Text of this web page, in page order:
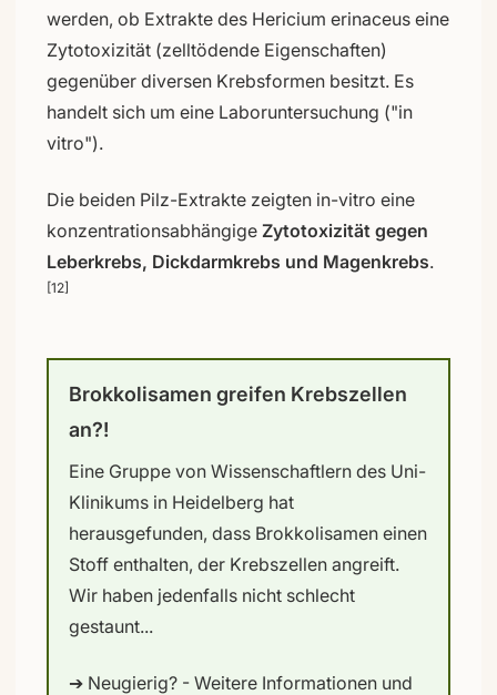
werden, ob Extrakte des Hericium erinaceus eine
Zytotoxizität (zelltödende Eigenschaften)
gegenüber diversen Krebsformen besitzt. Es
handelt sich um eine Laboruntersuchung ("in
vitro").
Die beiden Pilz-Extrakte zeigten in-vitro eine
konzentrationsabhängige Zytotoxizität gegen
Leberkrebs, Dickdarmkrebs und Magenkrebs.
[12]
Brokkolisamen greifen Krebszellen
an?!
Eine Gruppe von Wissenschaftlern des Uni-
Klinikums in Heidelberg hat
herausgefunden, dass Brokkolisamen einen
Stoff enthalten, der Krebszellen angreift.
Wir haben jedenfalls nicht schlecht
gestaunt...
➔ Neugierig? - Weitere Informationen und